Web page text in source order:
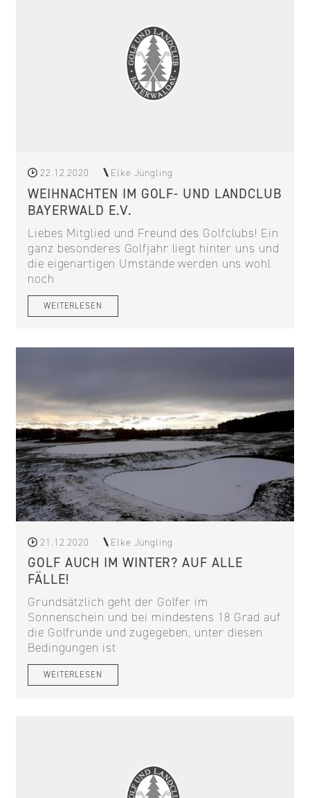
22.12.2020 Elke Jüngling
WEIHNACHTEN IM GOLF- UND LANDCLUB
BAYERWALD E.V.
Liebes Mitglied und Freund des Golfclubs! Ein
ganz besonderes Golfjahr liegt hinter uns und
die eigenartigen Umstände werden uns wohl
noch
WEITERLESEN
21.12.2020 Elke Jüngling
GOLF AUCH IM WINTER? AUF ALLE
FÄLLE!
Grundsätzlich geht der Golfer im
Sonnenschein und bei mindestens 18 Grad auf
die Golfrunde und zugegeben, unter diesen
Bedingungen ist
WEITERLESEN